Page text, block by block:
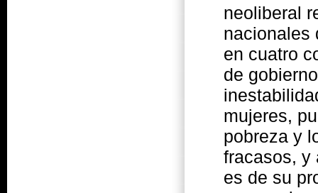
neoliberal
nacionales
en cuatro
de
mujeres,
pobreza y
fracasos, y
es de su